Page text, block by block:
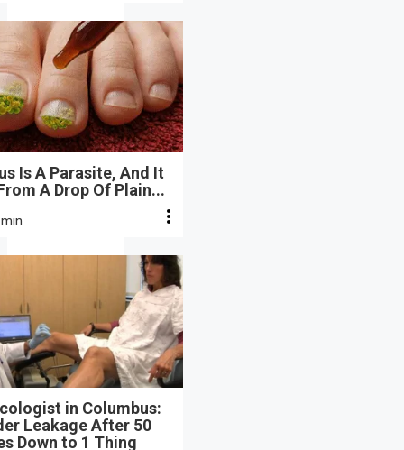
Is A Parasite, And It
A Drop Of Plain...
in Columbus:
Leakage After 50
Down to 1 Thing